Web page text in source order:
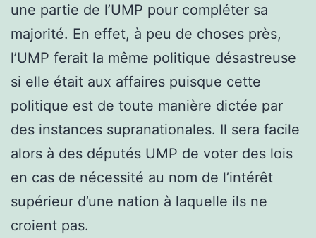
une partie de l’UMP pour compléter sa
majorité. En effet, à peu de choses près,
l’UMP ferait la même politique désastreuse
si elle était aux affaires puisque cette
politique est de toute manière dictée par
des instances supranationales. Il sera facile
alors à des députés UMP de voter des lois
en cas de nécessité au nom de l’intérêt
supérieur d’une nation à laquelle ils ne
croient pas.